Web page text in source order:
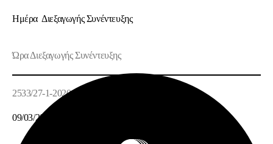
Ημέρα Διεξαγωγής Συνέντευξης
Ώρα Διεξαγωγής Συνέντευξης
2533/27-1-2020
09/03/2020